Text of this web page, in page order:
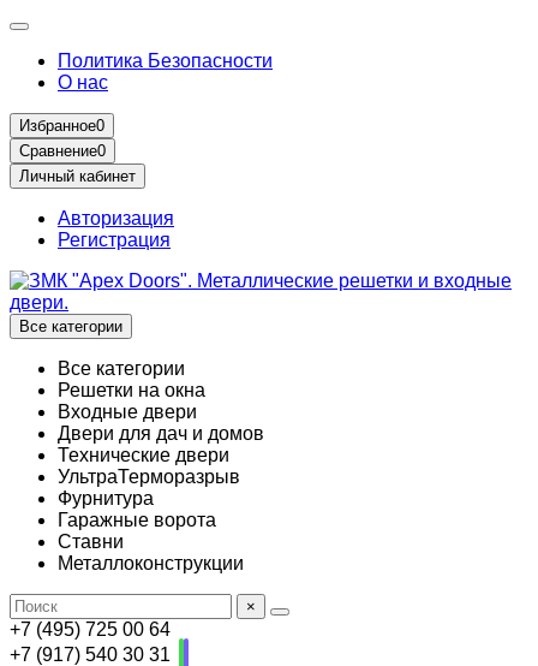
Политика Безопасности
О нас
Избранное0
Сравнение0
Личный кабинет
Авторизация
Регистрация
Все категории
Все категории
Решетки на окна
Входные двери
Двери для дач и домов
Технические двери
УльтраТерморазрыв
Фурнитура
Гаражные ворота
Ставни
Металлоконструкции
×
+7 (495) 725 00 64
+7 (917) 540 30 31